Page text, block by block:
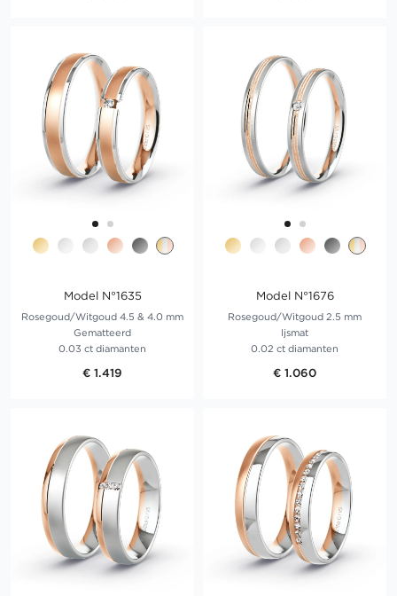
Model N°1635
Rosegoud/Witgoud 4.5 & 4.0 mm
Gematteerd
0.03 ct diamanten
€ 1.419
Model N°1676
Rosegoud/Witgoud 2.5 mm
Ijsmat
0.02 ct diamanten
€ 1.060